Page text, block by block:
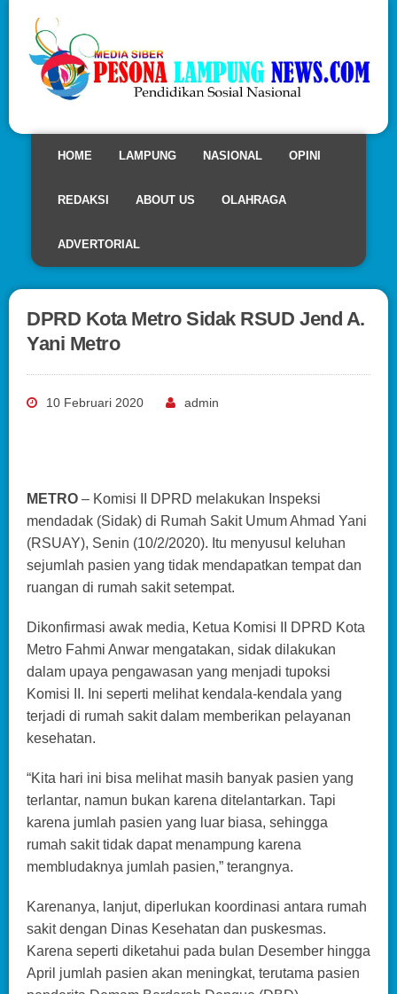
HOME LAMPUNG NASIONAL OPINI
REDAKSI ABOUT US OLAHRAGA
ADVERTORIAL
DPRD Kota Metro Sidak RSUD Jend A.
Yani Metro
10 Februari 2020 admin
METRO – Komisi II DPRD melakukan Inspeksi
mendadak (Sidak) di Rumah Sakit Umum Ahmad Yani
(RSUAY), Senin (10/2/2020). Itu menyusul keluhan
sejumlah pasien yang tidak mendapatkan tempat dan
ruangan di rumah sakit setempat.
Dikonfirmasi awak media, Ketua Komisi II DPRD Kota
Metro Fahmi Anwar mengatakan, sidak dilakukan
dalam upaya pengawasan yang menjadi tupoksi
Komisi II. Ini seperti melihat kendala-kendala yang
terjadi di rumah sakit dalam memberikan pelayanan
kesehatan.
“Kita hari ini bisa melihat masih banyak pasien yang
terlantar, namun bukan karena ditelantarkan. Tapi
karena jumlah pasien yang luar biasa, sehingga
rumah sakit tidak dapat menampung karena
membludaknya jumlah pasien,” terangnya.
Karenanya, lanjut, diperlukan koordinasi antara rumah
sakit dengan Dinas Kesehatan dan puskesmas.
Karena seperti diketahui pada bulan Desember hingga
April jumlah pasien akan meningkat, terutama pasien